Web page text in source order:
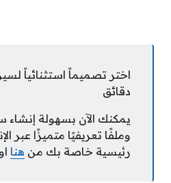
اختر تصميماً استثنائياً
دقائق
يمكنك الآن بسهولة إنشاء
وملفًا تعريفيًا متميزًا عبر
رئيسية خاصة بك من هنا